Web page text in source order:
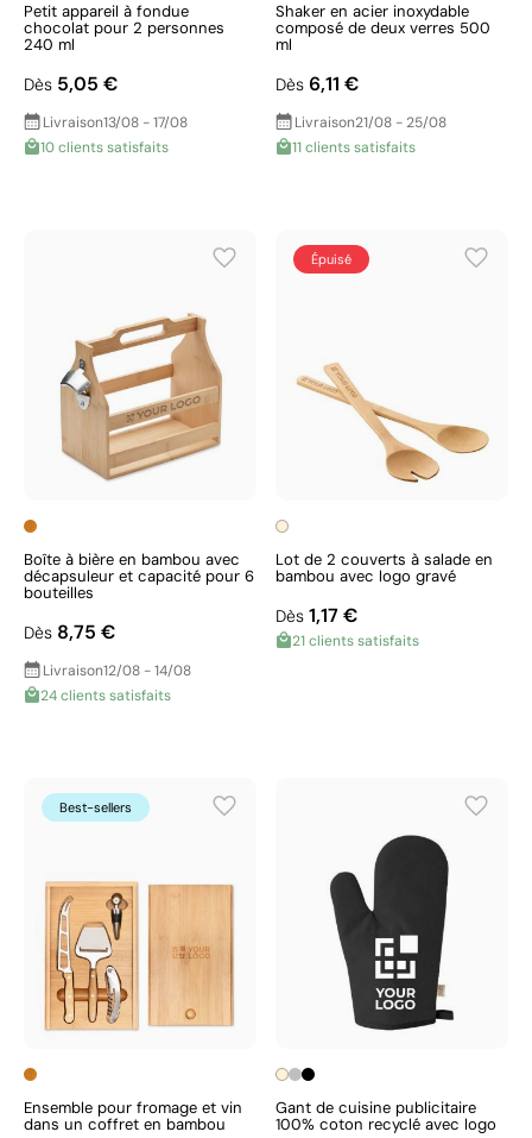
Petit appareil à fondue
chocolat pour 2 personnes
240 ml
Dès 5,05 €
Livraison13/08 - 17/08
10 clients satisfaits
Shaker en acier inoxydable
composé de deux verres 500
ml
Dès 6,11 €
Livraison21/08 - 25/08
11 clients satisfaits
Boîte à bière en bambou avec
décapsuleur et capacité pour 6
bouteilles
Dès 8,75 €
Livraison12/08 - 14/08
24 clients satisfaits
Épuisé
Lot de 2 couverts à salade en
bambou avec logo gravé
Dès 1,17 €
21 clients satisfaits
Best-sellers
Ensemble pour fromage et vin
dans un coffret en bambou
Gant de cuisine publicitaire
100% coton recyclé avec logo